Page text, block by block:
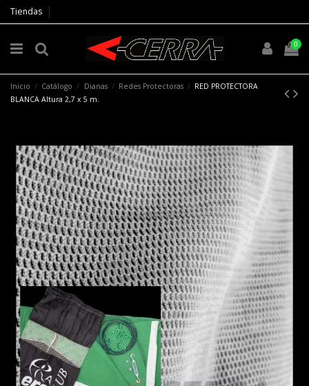
Tiendas
0
Inicio Catálogo Dianas Redes Protectoras
RED PROTECTORA
BLANCA Altura 2,7 x 5 m.